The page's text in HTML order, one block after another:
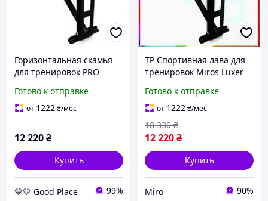
Горизонтальная скамья
для тренировок PRO
-worry-free-shopping-
Готово к отправке
от 1222₴/мес
12 220₴
Купить
💙💛 Good Place 99%
TP Спортивная лава для
тренировок Miros Luxer
кг, удобство
использования Miro-ll
Готово к отправке
от 1222₴/мес
12 220₴
18 330 ₴
Купить
Miro 90%